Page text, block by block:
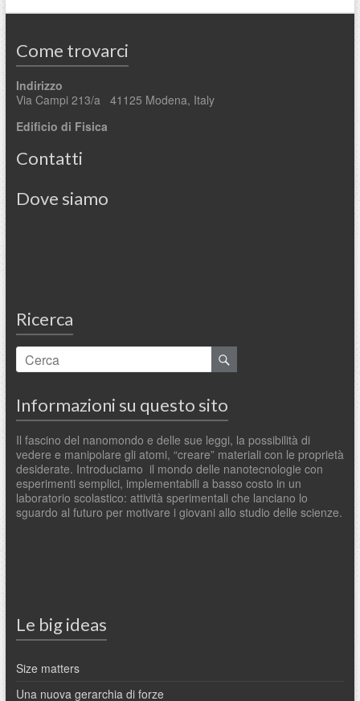
Come trovarci
Indirizzo
Via Campi 213/a 41125 Modena, Italy
Edificio di Fisica
Contatti
Dove siamo
Ricerca
Informazioni su questo sito
Il fascino del nanomondo e delle sue leggi, la possibilità di
vedere e manipolare gli atomi, “creare” materiali con le proprietà
desiderate. Introduciamo il mondo delle nanotecnologie con
esperimenti semplici, implementabili a basso costo in un
laboratorio scolastico: attività sperimentali che lanciano lo
sguardo al futuro per motivare i giovani allo studio delle scienze.
Le big ideas
Size matters
Una nuova gerarchia di forze